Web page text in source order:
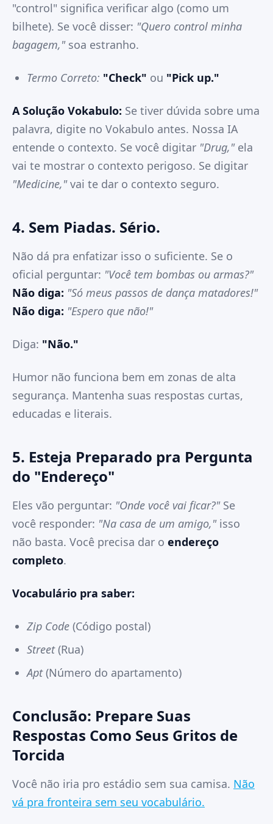
"control" significa verificar algo (como um
bilhete). Se você disser: "Quero control minha
bagagem,"soa estranho.
Termo Correto: "Check" ou "Pick up."
A Solução Vokabulo: Se tiver dúvida sobre uma
palavra, digite no Vokabulo antes. Nossa IA
entende o contexto. Se você digitar "Drug,"ela
vai te mostrar o contexto perigoso. Se digitar
"Medicine,"vai te dar o contexto seguro.
4. Sem Piadas. Sério.
Não dá pra enfatizar isso o suficiente. Se o
oficial perguntar: "Você tem bombas ou armas?"
Não diga: "Só meus passos de dança matadores!"
Não diga: "Espero que não!"
Diga: "Não."
Humor não funciona bem em zonas de alta
segurança. Mantenha suas respostas curtas,
educadas e literais.
5. Esteja Preparado pra Pergunta
do "Endereço"
Eles vão perguntar: "Onde você vai ficar?"Se
você responder: "Na casa de um amigo,"isso
não basta. Você precisa dar o endereço
completo.
Vocabulário pra saber:
Zip Code (Código postal)
Street(Rua)
Apt(Número do apartamento)
Conclusão: Prepare Suas
Respostas Como Seus Gritos de
Torcida
Você não iria pro estádio sem sua camisa. Não
vá pra fronteira sem seu vocabulário.